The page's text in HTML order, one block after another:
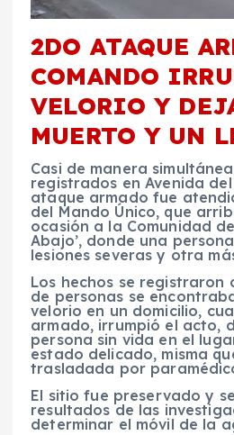
2DO ATAQUE
COMANDO
VELORIO Y
MUERTO Y UN
Casi de manera
registrados en Avenida
ataque armado fue
del Mando Único, que
ocasión a la Comunidad
Abajo’, donde una
lesiones severas y otra
Los hechos se registraron
de personas se
velorio en un domicilio,
armado, irrumpió el acto,
persona sin vida en el
estado delicado, misma
trasladada por
El sitio fue preservado y
resultados de las
determinar el móvil de la